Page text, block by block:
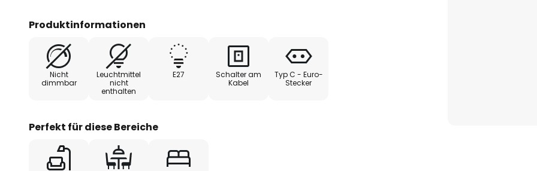
und Präzision. Mit ihrer durchdachten Gestaltung und den
vielseitigen Einsatzmöglichkeiten wird sie zum stilvollen
Lichtakzent, der Räume nicht nur beleuchtet, sondern auch
atmosphärisch bereichert.
Produktinformationen
Nicht
dimmbar
Leuchtmittel
nicht
enthalten
E27
Schalter am
Kabel
Typ C - Euro-
Stecker
Perfekt für diese Bereiche